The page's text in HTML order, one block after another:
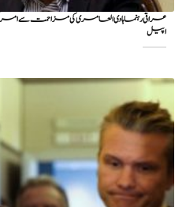
عراقی رہنما ہادی العامری کی مزاحمت سے
اپیل